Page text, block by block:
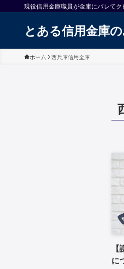
現役信用金庫職員が金庫にバレて
とある信用金庫
ホーム 西兵庫信用金庫
に